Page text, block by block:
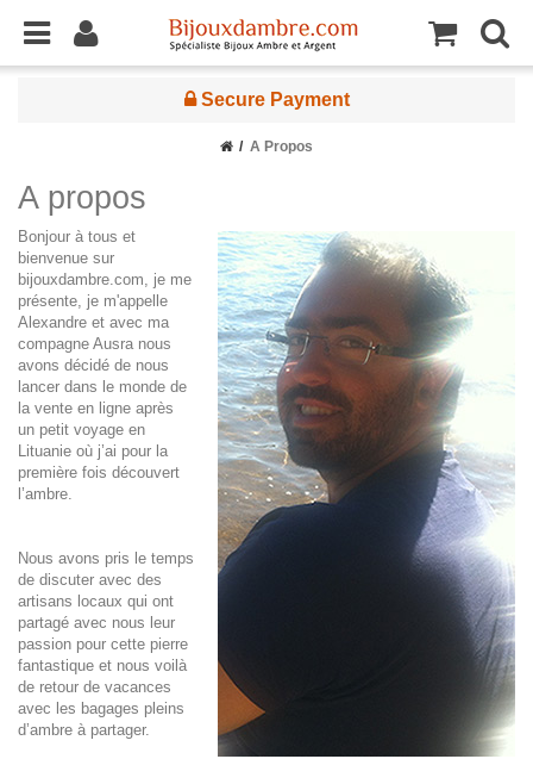
Secure Payment
A Propos
A propos
Bonjour à tous et
bienvenue sur
bijouxdambre.com, je me
présente, je m'appelle
Alexandre et avec ma
compagne Ausra nous
avons décidé de nous
lancer dans le monde de
la vente en ligne après
un petit voyage en
Lituanie où j’ai pour la
première fois découvert
l’ambre.
Nous avons pris le temps
de discuter avec des
artisans locaux qui ont
partagé avec nous leur
passion pour cette pierre
fantastique et nous voilà
de retour de vacances
avec les bagages pleins
d’ambre à partager.